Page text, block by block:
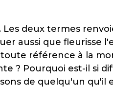
deux termes
aussi que fleurisse
référence à la
? Pourquoi est-il si
de quelqu'un qu'il